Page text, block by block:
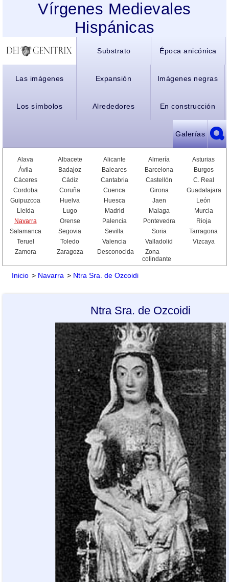
Vírgenes Medievales
Hispánicas
Substrato Época anicónica
Las imágenes Expansión Imágenes negras
Los símbolos Alrededores En construcción
Galerías
Alava Albacete Alicante Almería
Asturias
Ávila
Badajoz Baleares Barcelona
Burgos
Cáceres
Cádiz Cantabria Castellón
C. Real
Cordoba
Coruña Cuenca Girona
Guadalajara
Guipuzcoa
Huelva Huesca Jaen
León
Lleida
Lugo Madrid Malaga
Murcia
Navarra
Orense Palencia Pontevedra
Rioja
Salamanca
Segovia Sevilla Soria
Tarragona
Teruel
Toledo Valencia Valladolid
Vizcaya
Zamora
Zaragoza Desconocida
Zona
colindante
Inicio > Navarra > Ntra Sra. de Ozcoidi
Ntra Sra. de Ozcoidi